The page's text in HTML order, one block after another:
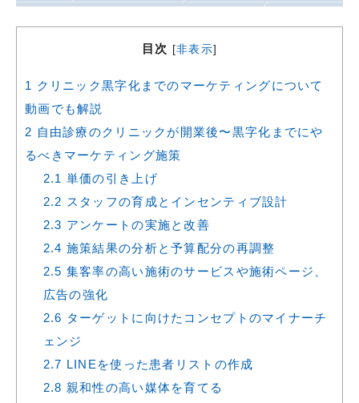
目次 [非表示]
1 クリニック黒字化までのマーケティングについて
動画でも解説
2 自由診療のクリニックが開業後〜黒字化までにや
るべきマーケティング施策
2.1 単価の引き上げ
2.2 スタッフの育成とインセンティブ設計
2.3 アンケートの実施と改善
2.4 施策結果の分析と予算配分の再調整
2.5 集客率の高い施術のサービスや施術ページ、
広告の強化
2.6 ターゲットに向けたコンセプトのマイナーチ
ェンジ
2.7 LINEを使った患者リストの作成
2.8 親和性の高い媒体を育てる